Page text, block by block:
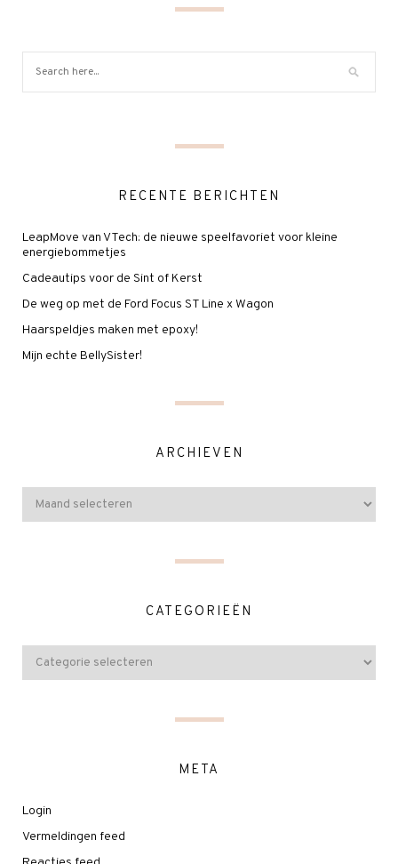
RECENTE BERICHTEN
LeapMove van VTech: de nieuwe speelfavoriet voor kleine
energiebommetjes
Cadeautips voor de Sint of Kerst
De weg op met de Ford Focus ST Line x Wagon
Haarspeldjes maken met epoxy!
Mijn echte BellySister!
ARCHIEVEN
CATEGORIEËN
META
Login
Vermeldingen feed